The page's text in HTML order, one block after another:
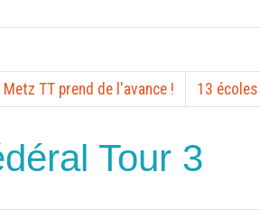
TT prend de l'avance ! 13
Tour 3